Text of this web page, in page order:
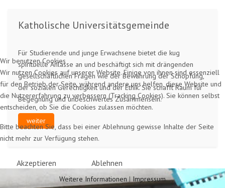
Katholische Universitätsgemeinde
Für Studierende und junge Erwachsene bietet die kug
spirituelle Anlässe an und beschäftigt sich mit drängenden
gesellschaftlichen Fragen wie der Bewahrung der Schöpfung,
der sozialen Gerechtigkeit und der Ethik. Sie schafft Raum für
Begegnung und unbeschwertes Zusammensein.
weiter
Wir benutzen Cookies
Wir nutzen Cookies auf unserer Website. Einige von ihnen sind essenziell
für den Betrieb der Seite, während andere uns helfen, diese Website und
die Nutzererfahrung zu verbessern (Tracking Cookies). Sie können selbst
entscheiden, ob Sie die Cookies zulassen möchten.
Bitte beachten Sie, dass bei einer Ablehnung gewisse Inhalte der Seite
nicht mehr zur Verfügung stehen.
Akzeptieren Ablehnen
Weitere Informationen|Impressum